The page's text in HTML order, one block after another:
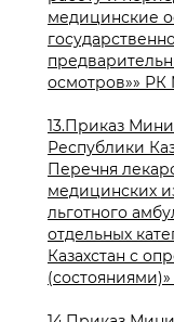
медицинские
осмотров»» РК
13.Приказ
Республики
Перечня
медицинских
льготного
отдельных
Казахстан с